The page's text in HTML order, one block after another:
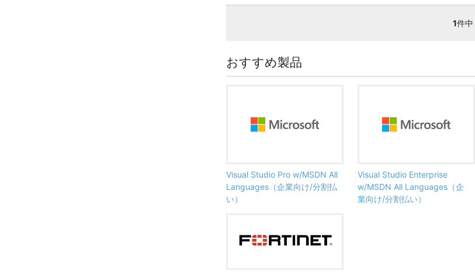
1件中
おすすめ製品
Visual Studio Pro w/MSDN All
Languages（企業向け/分割払
い）
Visual Studio Enterprise
w/MSDN All Languages（企
業向け/分割払い）